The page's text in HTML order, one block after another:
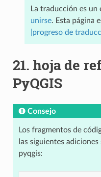
La traducción es
unirse. Esta página
|progreso de
21. hoja de
PyQGIS
Consejo
Los fragmentos de
las siguientes
pyqgis: